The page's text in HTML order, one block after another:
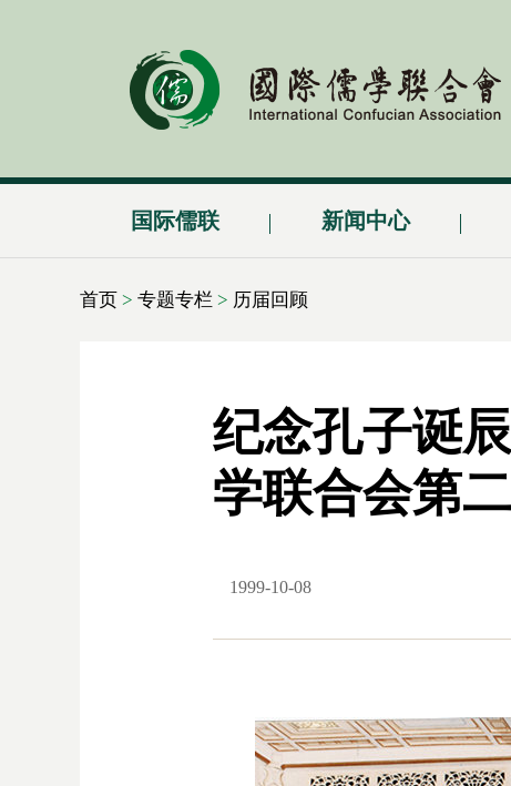
国际儒联 新闻中心
首页 > 专题专栏 > 历届回顾
纪念孔子诞
学联合会第
1999-10-08